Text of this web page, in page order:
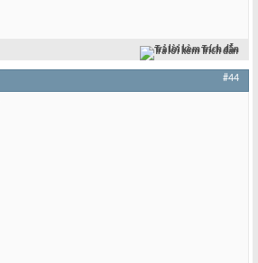
Trả lời kèm Trích dẫn
#44